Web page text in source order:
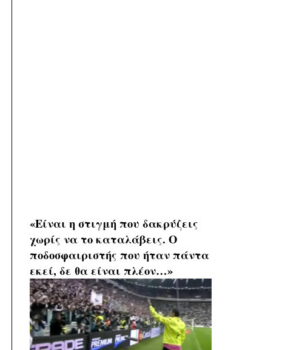
«Είναι η στιγμή που δακρύζεις
χωρίς να το καταλάβεις. Ο
ποδοσφαιριστής που ήταν πάντα
εκεί, δε θα είναι πλέον…»